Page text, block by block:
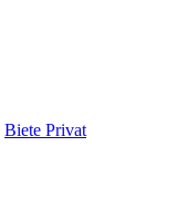
Biete Privat